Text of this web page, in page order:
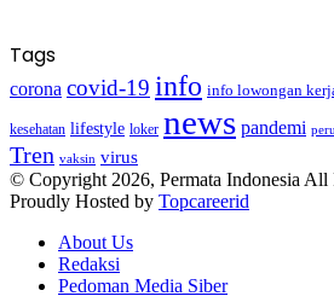
Tags
corona covid-19 info info lowongan
kesehatan lifestyle loker news pandemi
Tren vaksin virus
© Copyright 2026, Permata Indonesia All
Proudly Hosted by Topcareerid
About Us
Redaksi
Pedoman Media Siber